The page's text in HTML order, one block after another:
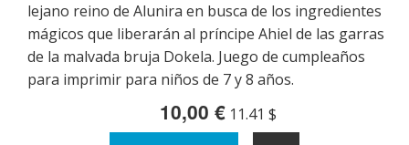
lejano reino de Alunira en busca de los ingredientes
mágicos que liberarán al príncipe Ahiel de las garras
de la malvada bruja Dokela. Juego de cumpleaños
para imprimir para niños de 7 y 8 años.
10,00 € 11.41 $